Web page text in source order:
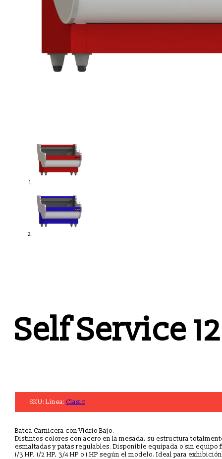
Self Service
SKU: Linea: Clasic
Batea Carnicera con Vidrio Bajo.
Distintos colores con acero en la mesada, su estructura
esmaltadas y patas regulables. Disponible equipada o sin
1/3 HP, 1/2 HP, 3/4 HP o 1 HP según el modelo. Ideal para